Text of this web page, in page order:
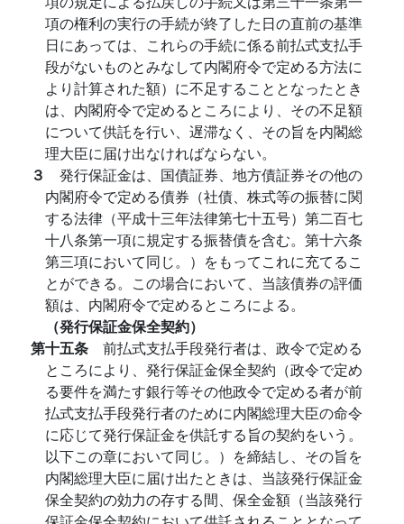
項の権利の実行の手続が終了した日の直前の基準
日にあっては、これらの手続に係る前払式支払手
段がないものとみなして内閣府令で定める方法に
より計算された額）に不足することとなったとき
は、内閣府令で定めるところにより、その不足額
について供託を行い、遅滞なく、その旨を内閣総
理大臣に届け出なければならない。
３ 発行保証金は、国債証券、地方債証券その他の
内閣府令で定める債券（社債、株式等の振替に関
する法律（平成十三年法律第七十五号）第二百七
十八条第一項に規定する振替債を含む。第十六条
第三項において同じ。）をもってこれに充てるこ
とができる。この場合において、当該債券の評価
額は、内閣府令で定めるところによる。
（発行保証金保全契約）
第十五条 前払式支払手段発行者は、政令で定める
ところにより、発行保証金保全契約（政令で定め
る要件を満たす銀行等その他政令で定める者が前
払式支払手段発行者のために内閣総理大臣の命令
に応じて発行保証金を供託する旨の契約をいう。
以下この章において同じ。）を締結し、その旨を
内閣総理大臣に届け出たときは、当該発行保証金
保全契約の効力の存する間、保全金額（当該発行